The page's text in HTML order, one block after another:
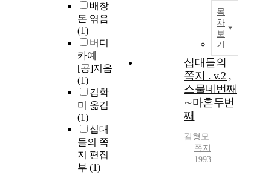
배창
돈 엮음
(1)
버디
카예
[공]지음
(1)
김학
미 옮김
(1)
십대
들의 쪽
지 편집
부 (1)
목
차
보
기
십대들의
쪽지 . v.2 ,
스물네번째
∼마흔두번
째
김형모
쪽지
1993